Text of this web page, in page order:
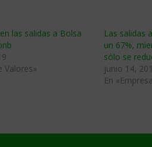
las salidas a Bolsa
Valores»
Las salidas
un 67%,
sólo se
junio 14,
En